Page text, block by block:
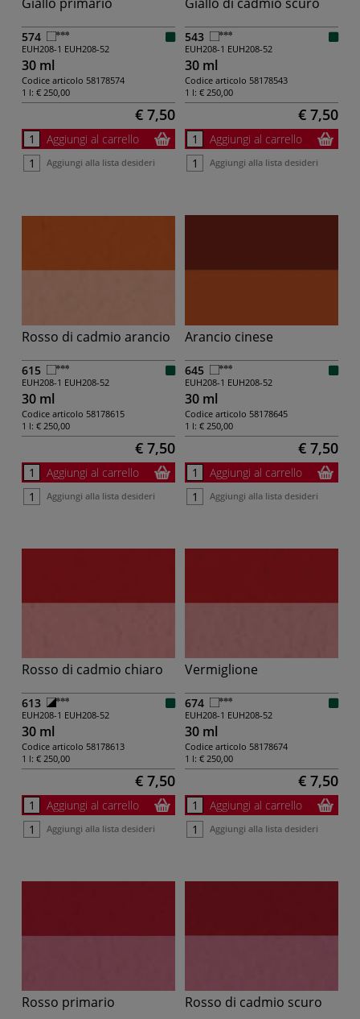
574
EUH208-1 EUH208-52
30 ml
Codice articolo 58178574
1 l: € 250,00
€ 7,50
Aggiungi al carrello
Aggiungi alla lista desideri
543
EUH208-1 EUH208-52
30 ml
Codice articolo 58178543
1 l: € 250,00
€ 7,50
Aggiungi al carrello
Aggiungi alla lista desideri
Rosso di cadmio arancio
615
EUH208-1 EUH208-52
30 ml
Codice articolo 58178615
1 l: € 250,00
€ 7,50
Aggiungi al carrello
Aggiungi alla lista desideri
Arancio cinese
645
EUH208-1 EUH208-52
30 ml
Codice articolo 58178645
1 l: € 250,00
€ 7,50
Aggiungi al carrello
Aggiungi alla lista desideri
Rosso di cadmio chiaro
613
EUH208-1 EUH208-52
30 ml
Codice articolo 58178613
1 l: € 250,00
€ 7,50
Aggiungi al carrello
Aggiungi alla lista desideri
Vermiglione
674
EUH208-1 EUH208-52
30 ml
Codice articolo 58178674
1 l: € 250,00
€ 7,50
Aggiungi al carrello
Aggiungi alla lista desideri
Rosso primario Rosso di cadmio scuro